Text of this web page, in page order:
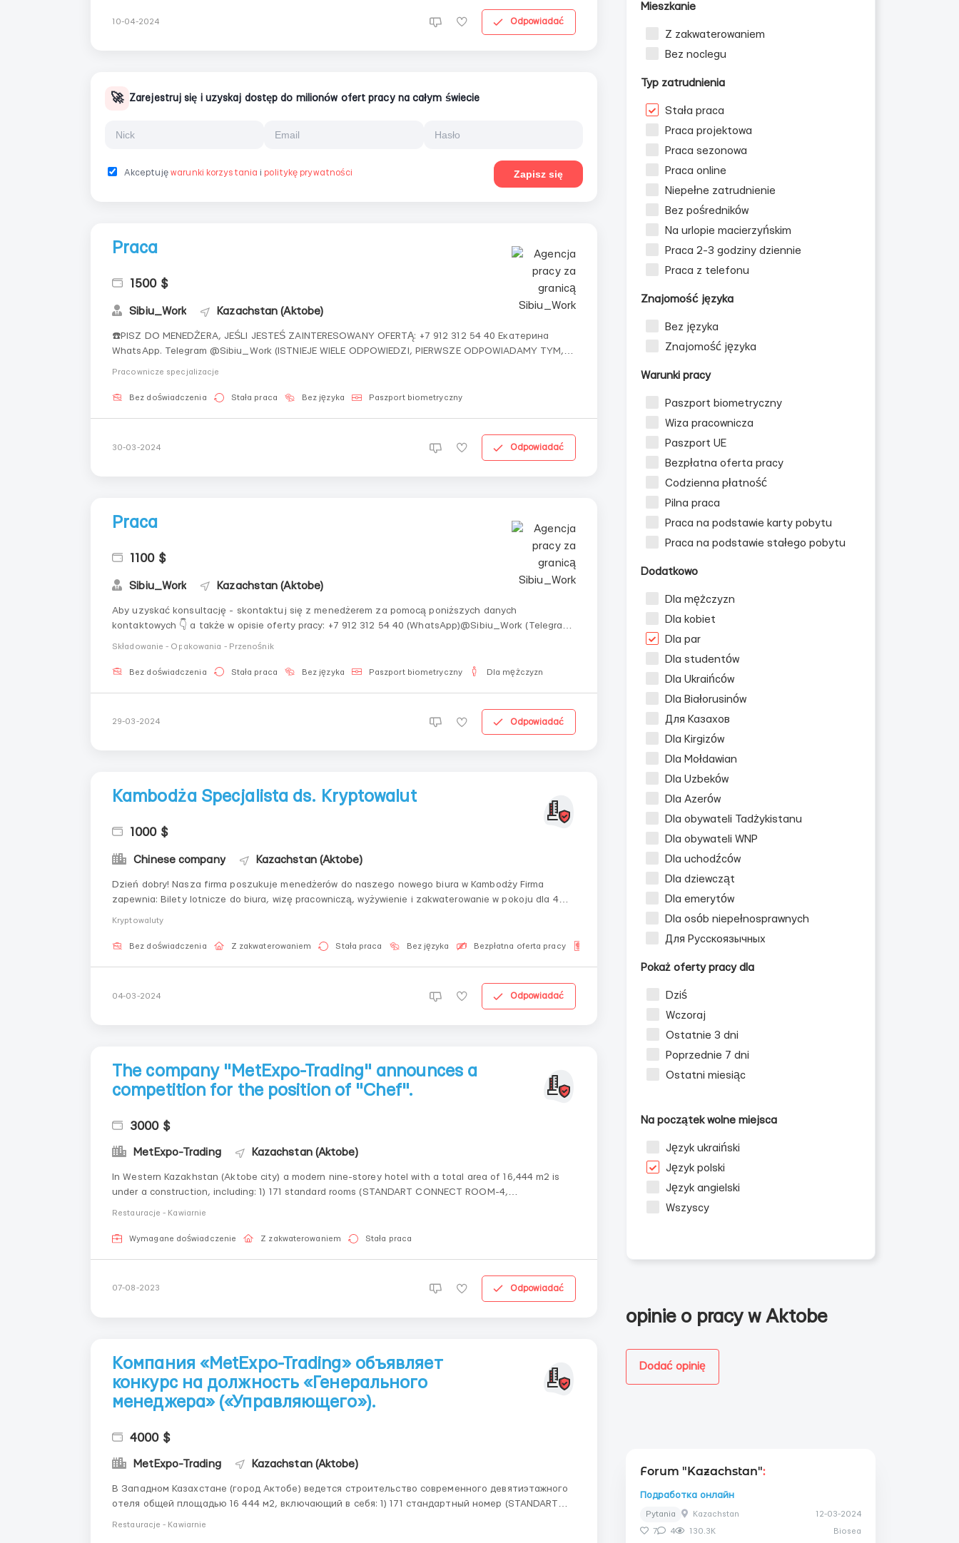
10-04-2024 Odpowiadać
🚀 Zarejestruj się i uzyskaj dostęp do milionów ofert pracy na całym świecie
Akceptujęwarunki korzystania i politykę prywatności Zapisz się
Praca
1500 $
Sibiu_Work Kazachstan (Aktobe)
☎️PISZ DO MENEDŻERA, JEŚLI JESTEŚ ZAINTERESOWANY OFERTĄ: +7 912 312 54 40 Екатерина
WhatsApp. Telegram @Sibiu_Work (ISTNIEJE WIELE ODPOWIEDZI, PIERWSZE ODPOWIADAMY TYM,
Pracownicze specjalizacje
Bez doświadczenia Stała praca Bez języka Paszport biometryczny
30-03-2024 Odpowiadać
Praca
1100 $
Sibiu_Work Kazachstan (Aktobe)
Aby uzyskać konsultację - skontaktuj się z menedżerem za pomocą poniższych danych
kontaktowych 👇 a także w opisie oferty pracy: +7 912 312 54 40 (WhatsApp)@Sibiu_Work (Telegram)
Manager Екатерина ------------------------------------------------------------------------------------
Składowanie - Opakowania - Przenośnik
Bez doświadczenia Stała praca Bez języka Paszport biometryczny Dla mężczyzn
29-03-2024 Odpowiadać
Kambodża Specjalista ds. Kryptowalut
1000 $
Chinese company Kazachstan (Aktobe)
Dzień dobry! Nasza firma poszukuje menedżerów do naszego nowego biura w Kambodży Firma
zapewnia: Bilety lotnicze do biura, wizę pracowniczą, wyżywienie i zakwaterowanie w pokoju dla 4
Kryptowaluty
Bez doświadczenia Z zakwaterowaniem Stała praca Bez języka Bezpłatna oferta pracy Dla obywateli WNP
04-03-2024 Odpowiadać
The company "MetExpo-Trading" announces a
competition for the position of "Chef".
3000 $
MetExpo-Trading Kazachstan (Aktobe)
In Western Kazakhstan (Aktobe city) a modern nine-storey hotel with a total area of 16,444 m2 is
under a construction, including: 1) 171 standard rooms (STANDART CONNECT ROOM-4,
Restauracje - Kawiarnie
Wymagane doświadczenie Z zakwaterowaniem Stała praca
07-08-2023 Odpowiadać
Kомпания «MetExpo-Trading» объявляет
конкурс на должность «Генерального
менеджера» («Управляющего»).
4000 $
MetExpo-Trading Kazachstan (Aktobe)
В Западном Казахстане (город Актобе) ведется строительство современного девятиэтажного
отеля общей площадью 16 444 м2, включающий в себя: 1) 171 стандартный номер (STANDART
Restauracje - Kawiarnie
Mieszkanie
Z zakwaterowaniem
Bez noclegu
Typ zatrudnienia
Stała praca
Praca projektowa
Praca sezonowa
Praca online
Niepełne zatrudnienie
Bez pośredników
Na urlopie macierzyńskim
Praca 2-3 godziny dziennie
Praca z telefonu
Znajomość języka
Bez języka
Znajomość języka
Warunki pracy
Paszport biometryczny
Wiza pracownicza
Paszport UE
Bezpłatna oferta pracy
Codzienna płatność
Pilna praca
Praca na podstawie karty pobytu
Praca na podstawie stałego pobytu
Dodatkowo
Dla mężczyzn
Dla kobiet
Dla par
Dla studentów
Dla Ukraińców
Dla Białorusinów
Для Казахов
Dla Kirgizów
Dla Mołdawian
Dla Uzbeków
Dla Azerów
Dla obywateli Tadżykistanu
Dla obywateli WNP
Dla uchodźców
Dla dziewcząt
Dla emerytów
Dla osób niepełnosprawnych
Для Русскоязычных
Pokaż oferty pracy dla
Dziś
Wczoraj
Ostatnie 3 dni
Poprzednie 7 dni
Ostatni miesiąc
Na początek wolne miejsca
Język ukraiński
Język polski
Język angielski
Wszyscy
opinie o pracy w Aktobe
Dodać opinię
Forum "Kazachstan":
Подработка онлайн
Pytania Kazachstan 12-03-2024
7 4 130.3K Biosea